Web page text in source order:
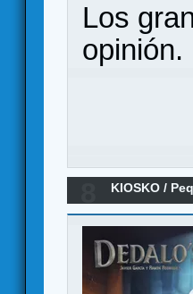
Los
opinión.
KIOSKO /